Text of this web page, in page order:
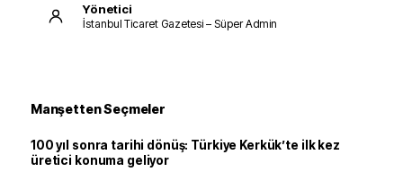
Yönetici
İstanbul Ticaret Gazetesi – Süper Admin
Manşetten Seçmeler
100 yıl sonra tarihi dönüş: Türkiye Kerkük’te ilk kez
üretici konuma geliyor